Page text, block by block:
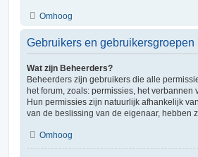
Omhoog
Gebruikers en gebruikersgroepen
Wat zijn Beheerders?
Beheerders zijn gebruikers die alle
het forum, zoals: permissies, het
Hun permissies zijn natuurlijk afhankelijk
van de beslissing van de eigenaar, hebben
Omhoog